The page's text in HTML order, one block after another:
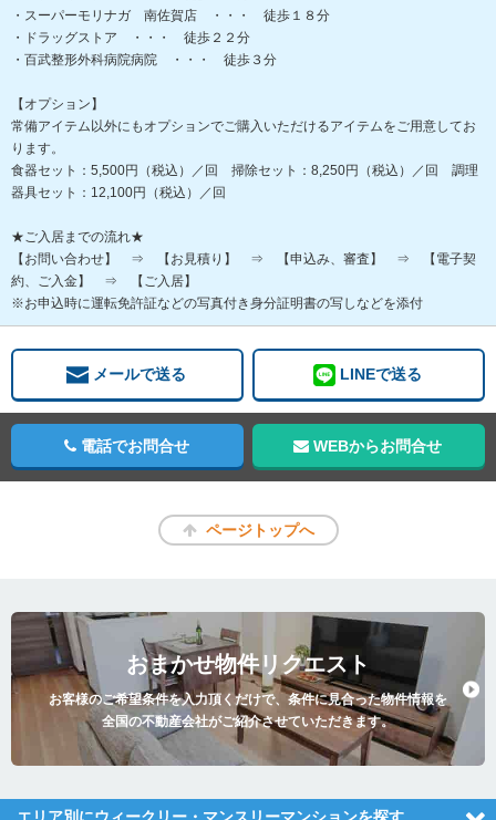
・スーパーモリナガ 南佐賀店 ・・・ 徒歩１８分
・ドラッグストア ・・・ 徒歩２２分
・百武整形外科病院病院 ・・・ 徒歩３分
【オプション】
常備アイテム以外にもオプションでご購入いただけるアイテムをご用意してお
ります。
食器セット：5,500円（税込）／回 掃除セット：8,250円（税込）／回 調理
器具セット：12,100円（税込）／回
★ご入居までの流れ★
【お問い合わせ】 ⇒ 【お見積り】 ⇒ 【申込み、審査】 ⇒ 【電子契
約、ご入金】 ⇒ 【ご入居】
※お申込時に運転免許証などの写真付き身分証明書の写しなどを添付
メールで送る LINEで送る
電話でお問合せ WEBからお問合せ
ページトップへ
おまかせ物件リクエスト
お客様のご希望条件を入力頂くだけで、条件に見合った物件情報を
全国の不動産会社がご紹介させていただきます。